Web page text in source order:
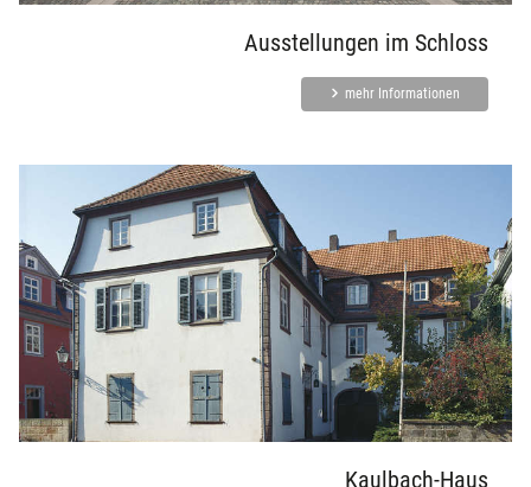
Ausstellungen im Schloss
mehr Informationen
Kaulbach-Haus